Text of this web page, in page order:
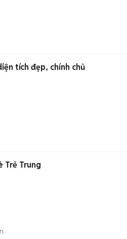
tích đẹp, chính chủ
Trẻ Trung